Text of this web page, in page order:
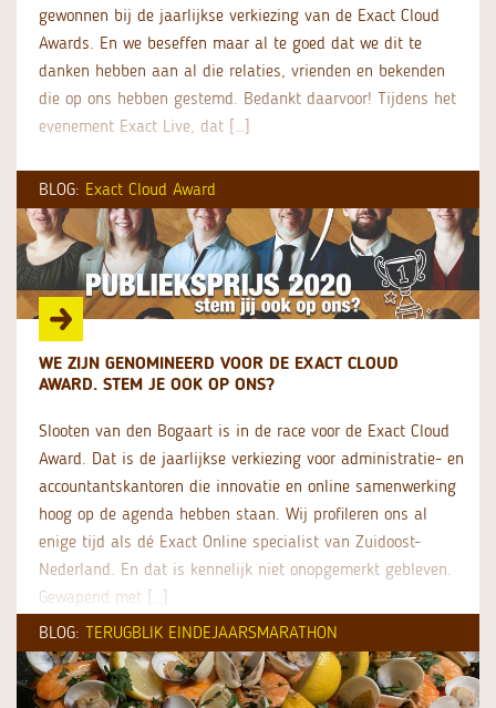
gewonnen bij de jaarlijkse verkiezing van de Exact Cloud
Awards. En we beseffen maar al te goed dat we dit te
danken hebben aan al die relaties, vrienden en bekenden
die op ons hebben gestemd. Bedankt daarvoor! Tijdens het
evenement Exact Live, dat […]
BLOG: Exact Cloud Award
WE ZIJN GENOMINEERD VOOR DE EXACT CLOUD
AWARD. STEM JE OOK OP ONS?
Slooten van den Bogaart is in de race voor de Exact Cloud
Award. Dat is de jaarlijkse verkiezing voor administratie- en
accountantskantoren die innovatie en online samenwerking
hoog op de agenda hebben staan. Wij profileren ons al
enige tijd als dé Exact Online specialist van Zuidoost-
Nederland. En dat is kennelijk niet onopgemerkt gebleven.
Gewapend met […]
BLOG: TERUGBLIK EINDEJAARSMARATHON